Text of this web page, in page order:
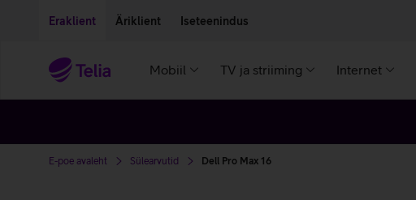
Eraklient Äriklient Iseteenindus
Mobiil TV ja striiming Internet
E-poe avaleht Sülearvutid Dell Pro Max 16